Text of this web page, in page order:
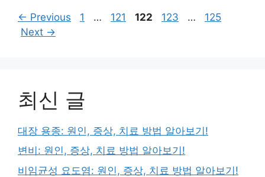
← Previous Page
1 … Page
121 Page
122 Page
123 … Page
125
Next →
최신 글
대장 용종: 원인, 증상, 치료 방법 알아보기!
변비: 원인, 증상, 치료 방법 알아보기!
비임균성 요도염: 원인, 증상, 치료 방법 알아보기!